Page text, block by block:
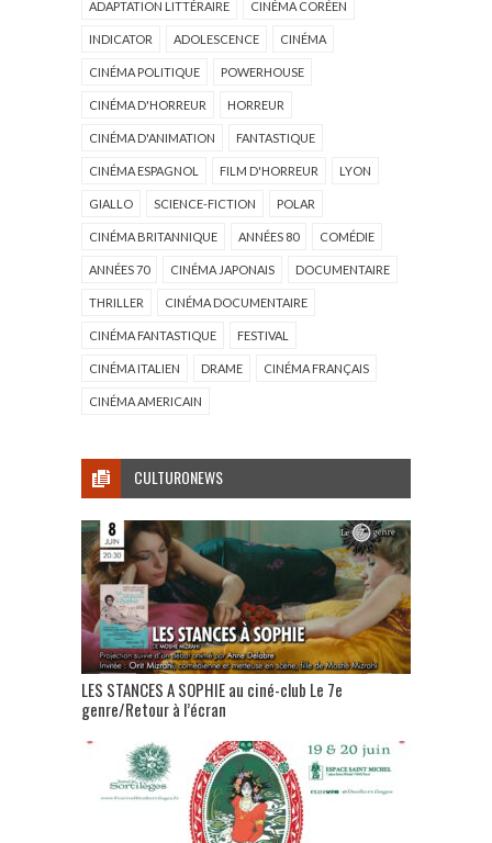
ADAPTATION LITTÉRAIRE CINÉMA CORÉEN
INDICATOR ADOLESCENCE CINÉMA
CINÉMA POLITIQUE POWERHOUSE
CINÉMA D'HORREUR HORREUR
CINÉMA D'ANIMATION FANTASTIQUE
CINÉMA ESPAGNOL FILM D'HORREUR LYON
GIALLO SCIENCE-FICTION POLAR
CINÉMA BRITANNIQUE ANNÉES 80 COMÉDIE
ANNÉES 70 CINÉMA JAPONAIS DOCUMENTAIRE
THRILLER CINÉMA DOCUMENTAIRE
CINÉMA FANTASTIQUE FESTIVAL
CINÉMA ITALIEN DRAME CINÉMA FRANÇAIS
CINÉMA AMERICAIN
CULTURONEWS
LES STANCES A SOPHIE au ciné-club Le 7e
genre/Retour à l’écran